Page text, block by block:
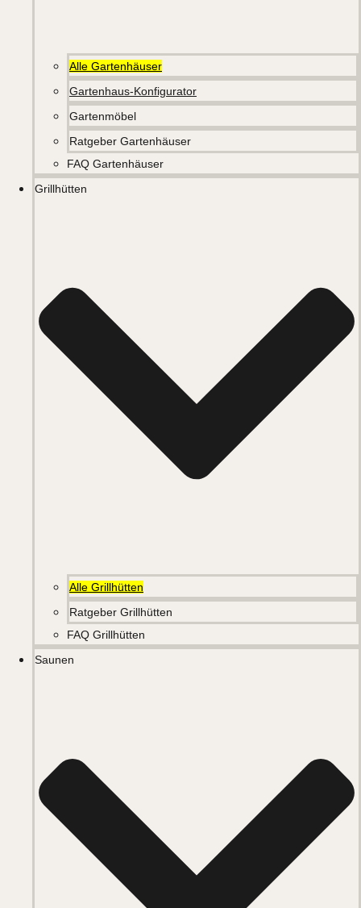
Alle Gartenhäuser
Gartenhaus-Konfigurator
Gartenmöbel
Ratgeber Gartenhäuser
FAQ Gartenhäuser
Grillhütten
Alle Grillhütten
Ratgeber Grillhütten
FAQ Grillhütten
Saunen